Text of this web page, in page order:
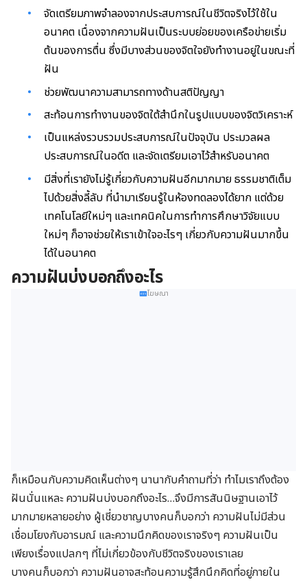
จัดเตรียมภาพจำลองจากประสบการณ์ในชีวิตจริงไว้ใช้ใน
อนาคต เนื่องจากความฝันเป็นระบบย่อยของเครือข่ายเริ่ม
ต้นของการตื่น ซึ่งมีบางส่วนของจิตใจยังทำงานอยู่ในขณะที่
ฝัน
ช่วยพัฒนาความสามารถทางด้านสติปัญญา
สะท้อนการทำงานของจิตใต้สำนึกในรูปแบบของจิตวิเคราะห์
เป็นแหล่งรวบรวมประสบการณ์ในปัจจุบัน ประมวลผล
ประสบการณ์ในอดีต และจัดเตรียมเอาไว้สำหรับอนาคต
มีสิ่งที่เรายังไม่รู้เกี่ยวกับความฝันอีกมากมาย ธรรมชาติเต็ม
ไปด้วยสิ่งลี้ลับ ที่นำมาเรียนรู้ในห้องทดลองได้ยาก แต่ด้วย
เทคโนโลยีใหม่ๆ และเทคนิคในการทำการศึกษาวิจัยแบบ
ใหม่ๆ ก็อาจช่วยให้เราเข้าใจอะไรๆ เกี่ยวกับความฝันมากขึ้น
ได้ในอนาคต
ความฝันบ่งบอกถึงอะไร
โฆษณา
ก็เหมือนกับความคิดเห็นต่างๆ นานากับคำถามที่ว่า ทำไมเราถึงต้อง
ฝันนั่นแหละ ความฝันบ่งบอกถึงอะไร…จึงมีการสันนิษฐานเอาไว้
มากมายหลายอย่าง ผู้เชี่ยวชาญบางคนก็บอกว่า ความฝันไม่มีส่วน
เชื่อมโยงกับอารมณ์ และความนึกคิดของเราจริงๆ ความฝันเป็น
เพียงเรื่องแปลกๆ ที่ไม่เกี่ยวข้องกับชีวิตจริงของเราเลย
บางคนก็บอกว่า ความฝันอาจสะท้อนความรู้สึกนึกคิดที่อยู่ภายใน